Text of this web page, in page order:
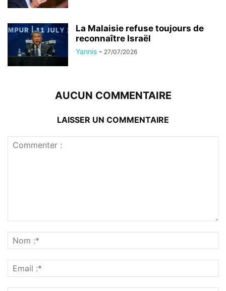
La Malaisie refuse toujours de
reconnaître Israël
Yannis - 27/07/2026
AUCUN COMMENTAIRE
LAISSER UN COMMENTAIRE